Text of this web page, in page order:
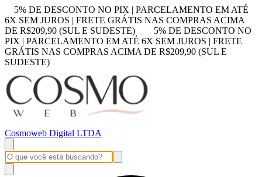
5% DE DESCONTO NO PIX | PARCELAMENTO EM ATÉ
6X SEM JUROS | FRETE GRÁTIS NAS COMPRAS ACIMA
DE R$209,90 (SUL E SUDESTE)
5% DE DESCONTO NO
PIX | PARCELAMENTO EM ATÉ 6X SEM JUROS | FRETE
GRÁTIS NAS COMPRAS ACIMA DE R$209,90 (SUL E
SUDESTE)
Cosmoweb Digital LTDA